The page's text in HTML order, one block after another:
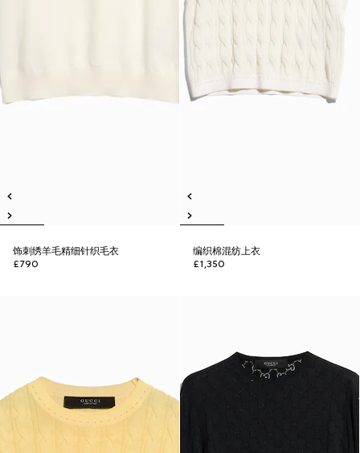
饰刺绣羊毛精细针织毛衣
£790
编织棉混纺上衣
£1,350